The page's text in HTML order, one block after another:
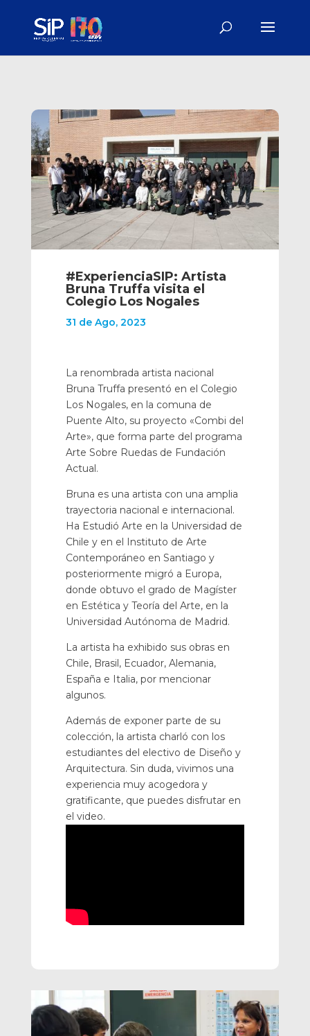
#ExperienciaSIP: Artista
Bruna Truffa visita el
Colegio Los Nogales
31 de Ago, 2023
La renombrada artista nacional
Bruna Truffa presentó en el Colegio
Los Nogales, en la comuna de
Puente Alto, su proyecto «Combi del
Arte», que forma parte del programa
Arte Sobre Ruedas de Fundación
Actual.
Bruna es una artista con una amplia
trayectoria nacional e internacional.
Ha Estudió Arte en la Universidad de
Chile y en el Instituto de Arte
Contemporáneo en Santiago y
posteriormente migró a Europa,
donde obtuvo el grado de Magíster
en Estética y Teoría del Arte, en la
Universidad Autónoma de Madrid.
La artista ha exhibido sus obras en
Chile, Brasil, Ecuador, Alemania,
España e Italia, por mencionar
algunos.
Además de exponer parte de su
colección, la artista charló con los
estudiantes del electivo de Diseño y
Arquitectura. Sin duda, vivimos una
experiencia muy acogedora y
gratificante, que puedes disfrutar en
el video.